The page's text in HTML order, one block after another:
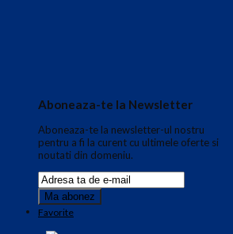
Aboneaza-te la Newsletter
Aboneaza-te la newsletter-ul nostru
pentru a fi la curent cu ultimele oferte si
noutati din domeniu.
Favorite